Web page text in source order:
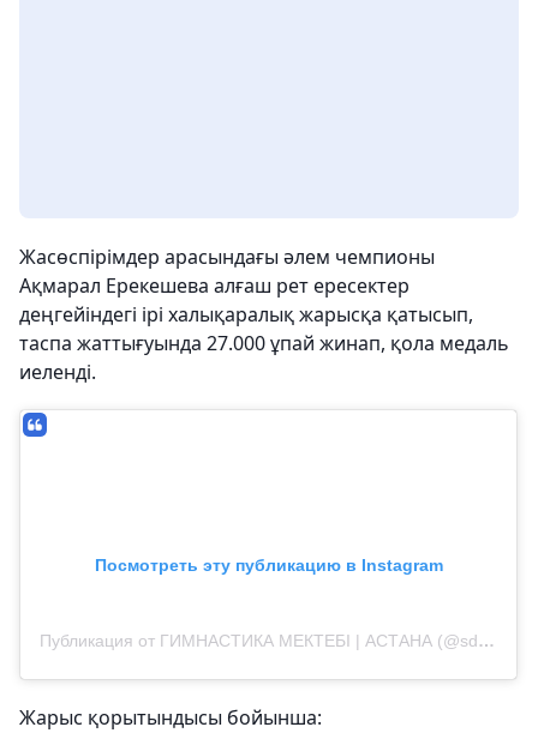
Жасөспірімдер арасындағы әлем чемпионы
Ақмарал Ерекешева алғаш рет ересектер
деңгейіндегі ірі халықаралық жарысқа қатысып,
таспа жаттығуында 27.000 ұпай жинап, қола медаль
иеленді.
Посмотреть эту публикацию в Instagram
Публикация от ГИМНАСТИКА МЕКТЕБІ | АСТАНА (@sdusshor_1)
Жарыс қорытындысы бойынша: